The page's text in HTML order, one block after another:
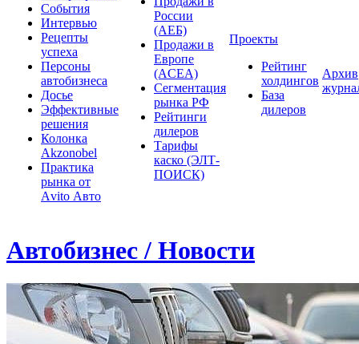
События
Интервью
Рецепты
успеха
Персоны
автобизнеса
Досье
Эффективные
решения
Колонка
Akzonobel
Практика
рынка от
Аvito Авто
России
(АЕБ)
Продажи в
Европе
(ACEA)
Сегментация
рынка РФ
Рейтинги
дилеров
Тарифы
каско (ЭЛТ-
ПОИСК)
Проекты
Рейтинг
холдингов
База
дилеров
Архив
Автобизнес / Новости